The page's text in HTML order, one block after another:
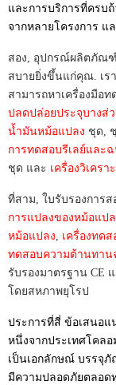
และการบริการที่ครบ
จากหลายโครงการ แ
สอง, อุปกรณ์ผลิตภัณฑ์
สบายยิ่งขึ้นแก่คุณ. เร
สามารถหาเครื่องมือ
ปลดปล่อยประจุบางส่
น้ำมันหม้อแปลง ชุด,
การทดสอบรีเลย์และ
ชุด และ เครื่องวิเครา
ที่สาม, ใบรับรองการส
การแปลงของหม้อแปล
หม้อแปลง, เครื่องทดส
ทดสอบความต้านทา
รับรองมาตรฐาน CE
โดยสหภาพยุโรป
ประการที่สี่ ข้อเสนอ
หนึ่งจากประเทศโคล
เป็นเอกลักษณ์ บรรจุภั
มีความปลอดภัยตลอด